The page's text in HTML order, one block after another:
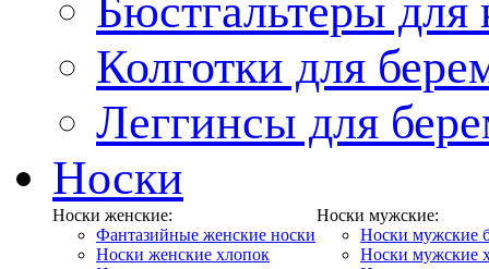
Бюстгальтеры
Колготки для
Леггинсы для
Носки
Носки женские:
Фантазийные женские носки
Носки женские хлопок
Носки мужские:
Носки мужские
Носки мужские